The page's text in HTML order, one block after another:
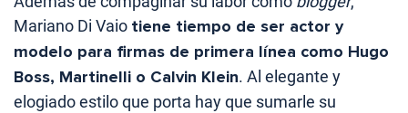
Mariano Di Vaio tiene tiempo de ser actor y
modelo para firmas de primera línea como Hugo
Boss, Martinelli o Calvin Klein. Al elegante y
elogiado estilo que porta hay que sumarle su